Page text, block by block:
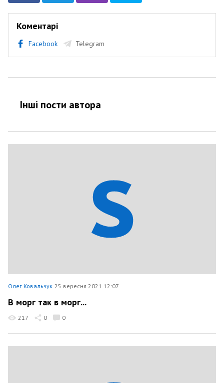
Коментарі
Facebook Telegram
Інші пости автора
Олег Ковальчук 25 вересня 2021 12:07
В морг так в морг...
217 0 0